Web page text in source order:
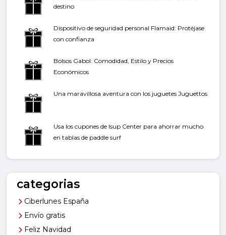
destino
Dispositivo de seguridad personal Flamaid: Protéjase
con confianza
Bolsos Gabol: Comodidad, Estilo y Precios
Económicos
Una maravillosa aventura con los juguetes Juguettos
Usa los cupones de Isup Center para ahorrar mucho
en tablas de paddle surf
categorias
Ciberlunes España
Envío gratis
Feliz Navidad